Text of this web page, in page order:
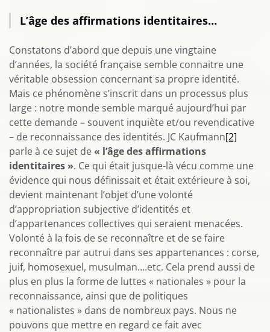
L’âge des affirmations identitaires…
Constatons d’abord que depuis une vingtaine
d’années, la société française semble connaitre une
véritable obsession concernant sa propre identité.
Mais ce phénomène s’inscrit dans un processus plus
large : notre monde semble marqué aujourd’hui par
cette demande – souvent inquiète et/ou revendicative
– de reconnaissance des identités. JC Kaufmann[2]
parle à ce sujet de« l’âge des affirmations
identitaires ». Ce qui était jusque-là vécu comme une
évidence qui nous définissait et était extérieure à soi,
devient maintenant l’objet d’une volonté
d’appropriation subjective d’identités et
d’appartenances collectives qui seraient menacées.
Volonté à la fois de se reconnaître et de se faire
reconnaître par autrui dans ses appartenances : corse,
juif, homosexuel, musulman….etc. Cela prend aussi de
plus en plus la forme de luttes « nationales » pour la
reconnaissance, ainsi que de politiques
« nationalistes » dans de nombreux pays. Nous ne
pouvons que mettre en regard ce fait avec